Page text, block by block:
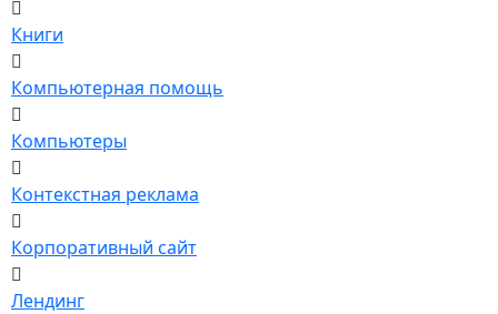
Книги
Компьютерная помощь
Компьютеры
Контекстная реклама
Корпоративный сайт
Лендинг